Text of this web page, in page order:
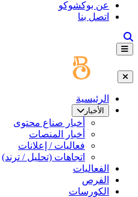
عن بوكشوكو
اتصل بنا
الرئيسية
الأخبار
أخبار صناع محتوى
أخبار المنصات
فعاليات / إعلانات
اتجاهات (تحليل / ترند)
الفعاليات
الفرص
الكورسات